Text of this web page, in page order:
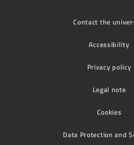
Contact the
Accessibility
Privacy policy
Legal note
Cookies
Data Protection and